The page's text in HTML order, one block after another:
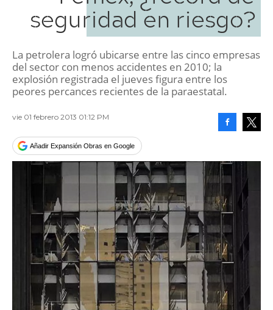
seguridad en riesgo?
La petrolera logró ubicarse entre las cinco empresas
del sector con menos accidentes en 2010; la
explosión registrada el jueves figura entre los
peores percances recientes de la paraestatal.
vie 01 febrero 2013 01:12 PM
Añadir Expansión Obras en Google